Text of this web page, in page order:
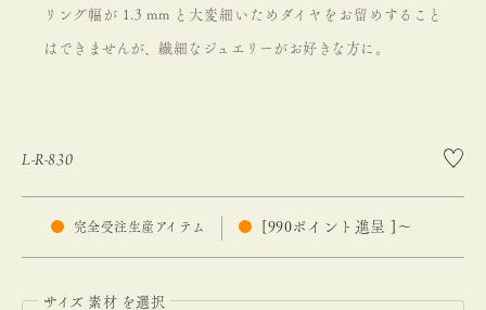
リング幅が 1.3 mm と大変細いためダイヤをお留めすること
はできませんが、繊細なジュエリーがお好きな方に。
L-R-830
完全受注生産アイテム 990ポイント進呈 ] 〜
サイズ 素材